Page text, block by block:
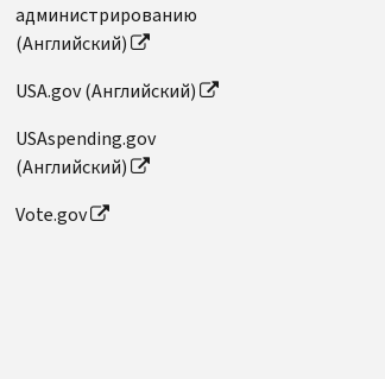
администрированию
(Английский)
USA.gov (Английский)
USAspending.gov
(Английский)
Vote.gov